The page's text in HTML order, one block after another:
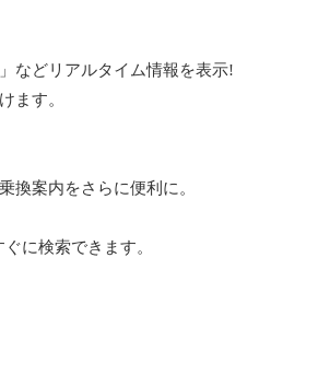
などリアルタイム情報を表示!
ます。
換案内をさらに便利に。
に検索できます。